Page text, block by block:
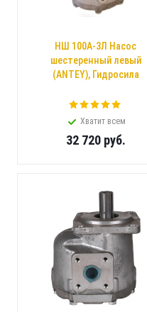
НШ 100А-3Л Насос
шестеренный левый
(ANTEY), Гидросила
Хватит всем
32 720руб.